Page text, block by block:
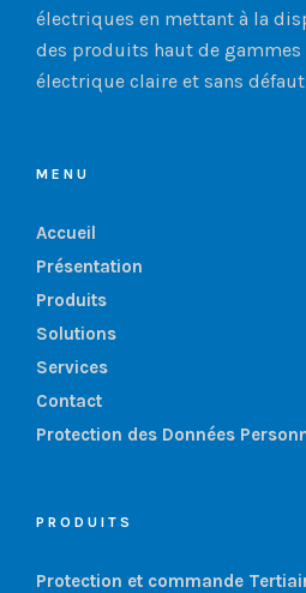
électriques en mettant à la
des produits haut de
électrique claire et sans
MENU
Accueil
Présentation
Produits
Solutions
Services
Contact
Protection des Données
PRODUITS
Protection et commande